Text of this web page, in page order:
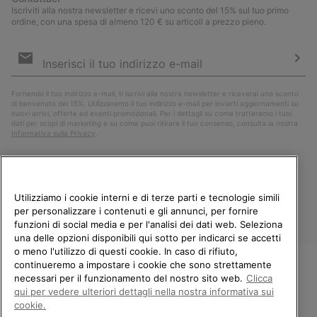
Iscriviti alla nostra newsletter e ricevi uno sconto del 15% sul tuo primo
ordine, con una spesa di almeno 120 € su articoli a prezzo pieno.
e-
Fornendo il tuo indirizzo e-mail, ti iscrivi alla nostra newsletter e riceverai uno sconto
di benvenuto del 15%. Utilizzeremo il tuo indirizzo e-mail per inviarti aggiornamenti su
nuovi arrivi, offerte ed eventi promozionali. Per i dettagli su come tratteremo i tuoi
dati per scopi di marketing e su come puoi ritirare il tuo consenso, consulta la nostra
Informativa sulla Privacy
Italia
©2026Columbia Sportswear Company. Avenue des Morgines, 12 1213
Petit-Lancy Switzerland. Tutti i diritti riservati.
BENVENUTO/A IN SOREL.
SELEZIONA IL TUO PAESE DI
Utilizziamo i cookie interni e di terze parti e tecnologie simili
per personalizzare i contenuti e gli annunci, per fornire
funzioni di social media e per l'analisi dei dati web. Seleziona
una delle opzioni disponibili qui sotto per indicarci se accetti
o meno l'utilizzo di questi cookie. In caso di rifiuto,
continueremo a impostare i cookie che sono strettamente
necessari per il funzionamento del nostro sito web. Clicca
qui per vedere ulteriori dettagli nella nostra informativa sui
cookie.